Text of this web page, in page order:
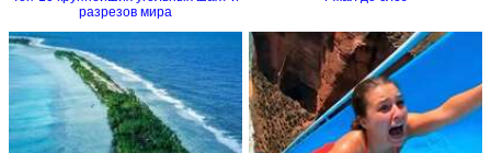
разрезов мира